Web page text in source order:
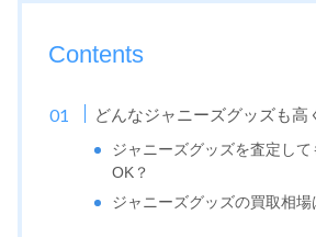
Contents
どんなジャニーズグッズも高
ジャニーズグッズを査定して
OK？
ジャニーズグッズの買取相場